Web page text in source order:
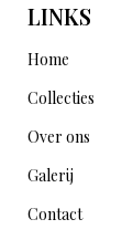
LINKS
Home
Collecties
Over ons
Galerij
Contact